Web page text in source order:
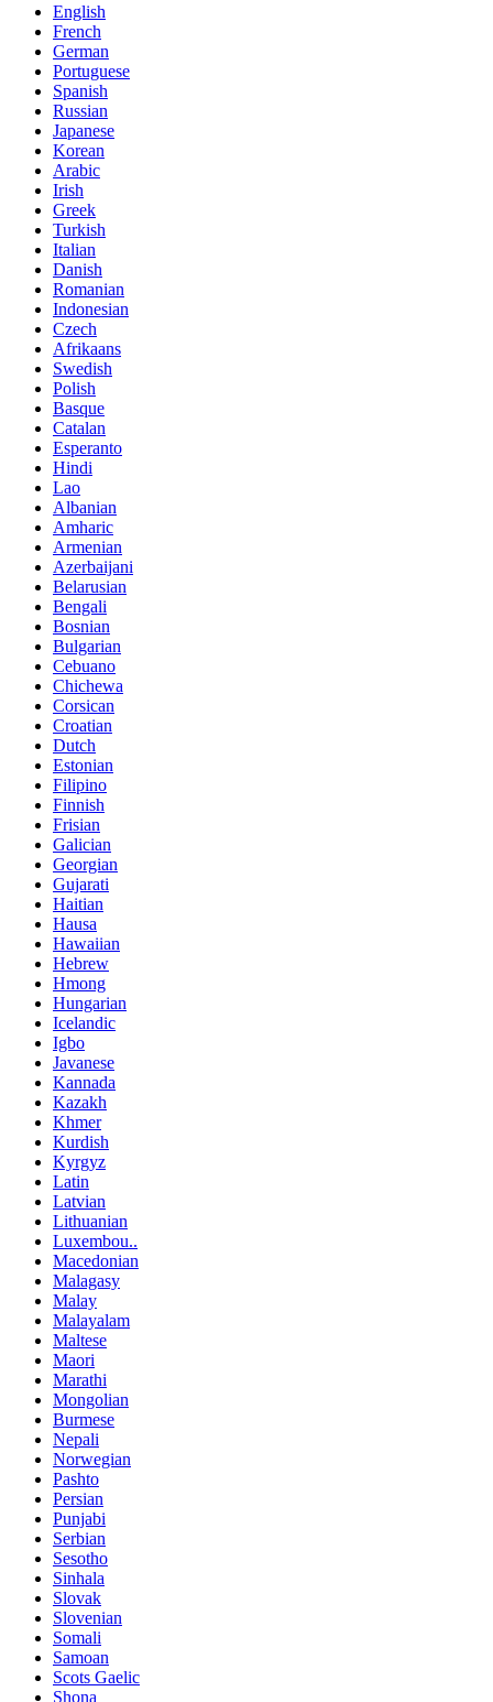
English
French
German
Portuguese
Spanish
Russian
Japanese
Korean
Arabic
Irish
Greek
Turkish
Italian
Danish
Romanian
Indonesian
Czech
Afrikaans
Swedish
Polish
Basque
Catalan
Esperanto
Hindi
Lao
Albanian
Amharic
Armenian
Azerbaijani
Belarusian
Bengali
Bosnian
Bulgarian
Cebuano
Chichewa
Corsican
Croatian
Dutch
Estonian
Filipino
Finnish
Frisian
Galician
Georgian
Gujarati
Haitian
Hausa
Hawaiian
Hebrew
Hmong
Hungarian
Icelandic
Igbo
Javanese
Kannada
Kazakh
Khmer
Kurdish
Kyrgyz
Latin
Latvian
Lithuanian
Luxembou..
Macedonian
Malagasy
Malay
Malayalam
Maltese
Maori
Marathi
Mongolian
Burmese
Nepali
Norwegian
Pashto
Persian
Punjabi
Serbian
Sesotho
Sinhala
Slovak
Slovenian
Somali
Samoan
Scots Gaelic
Shona